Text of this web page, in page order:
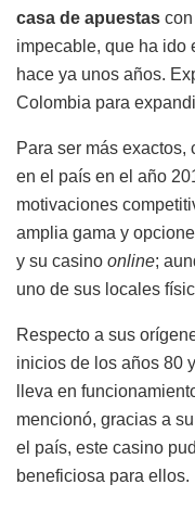
casa de apuestas
impecable, que ha ido
hace ya unos años.
Colombia para
Para ser más exactos,
en el país en el año
motivaciones
amplia gama y
y su casino online;
uno de sus locales
Respecto a sus
inicios de los años 80
lleva en
mencionó, gracias a
el país, este casino
beneficiosa para ellos.